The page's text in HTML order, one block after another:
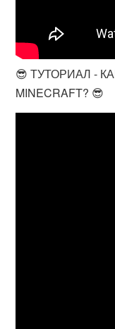
😎 ТУТОРИАЛ -
MINECRAFT? 😎